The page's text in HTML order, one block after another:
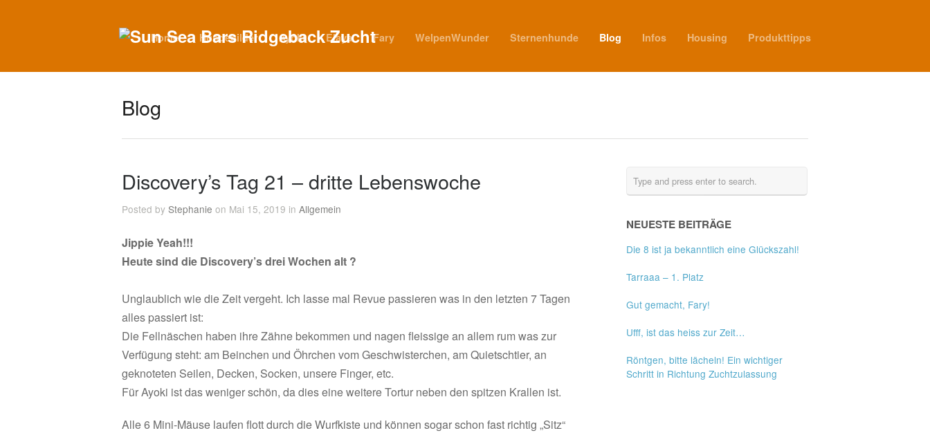
Home Hundebilder Ayoki Elaya Fary WelpenWunder Sternenhunde Blog Infos Housing Produkttipps
Blog
Discovery’s Tag 21 – dritte Lebenswoche
Posted by Stephanie on Mai 15, 2019 in Allgemein
Jippie Yeah!!!
Heute sind die Discovery’s drei Wochen alt ?
Unglaublich wie die Zeit vergeht. Ich lasse mal Revue passieren was in den letzten 7 Tagen
alles passiert ist:
Die Fellnäschen haben ihre Zähne bekommen und nagen fleissige an allem rum was zur
Verfügung steht: am Beinchen und Öhrchen vom Geschwisterchen, am Quietschtier, an
geknoteten Seilen, Decken, Socken, unsere Finger, etc.
Für Ayoki ist das weniger schön, da dies eine weitere Tortur neben den spitzen Krallen ist.
Alle 6 Mini-Mäuse laufen flott durch die Wurfkiste und können sogar schon fast richtig „Sitz“
NEUESTE BEITRÄGE
Die 8 ist ja bekanntlich eine Glückszahl!
Tarraaa – 1. Platz
Gut gemacht, Fary!
Ufff, ist das heiss zur Zeit…
Röntgen, bitte lächeln! Ein wichtiger
Schritt in Richtung Zuchtzulassung